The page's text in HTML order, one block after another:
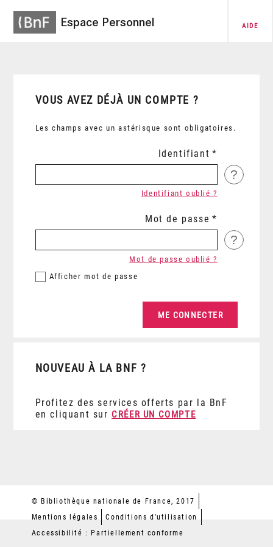
Espace Personnel AIDE
VOUS AVEZ DÉJÀ UN COMPTE ?
Les champs avec un astérisque sont obligatoires.
Identifiant
?
Identifiant oublié ?
Mot de passe
?
Afficher mot de passe
Mot de passe oublié ?
NOUVEAU À LA BNF ?
Profitez des services offerts par la BnF
en cliquant sur CRÉER UN COMPTE
© Bibliothèque nationale de France, 2017
Mentions légales
Conditions d'utilisation
Accessibilité : Partiellement conforme